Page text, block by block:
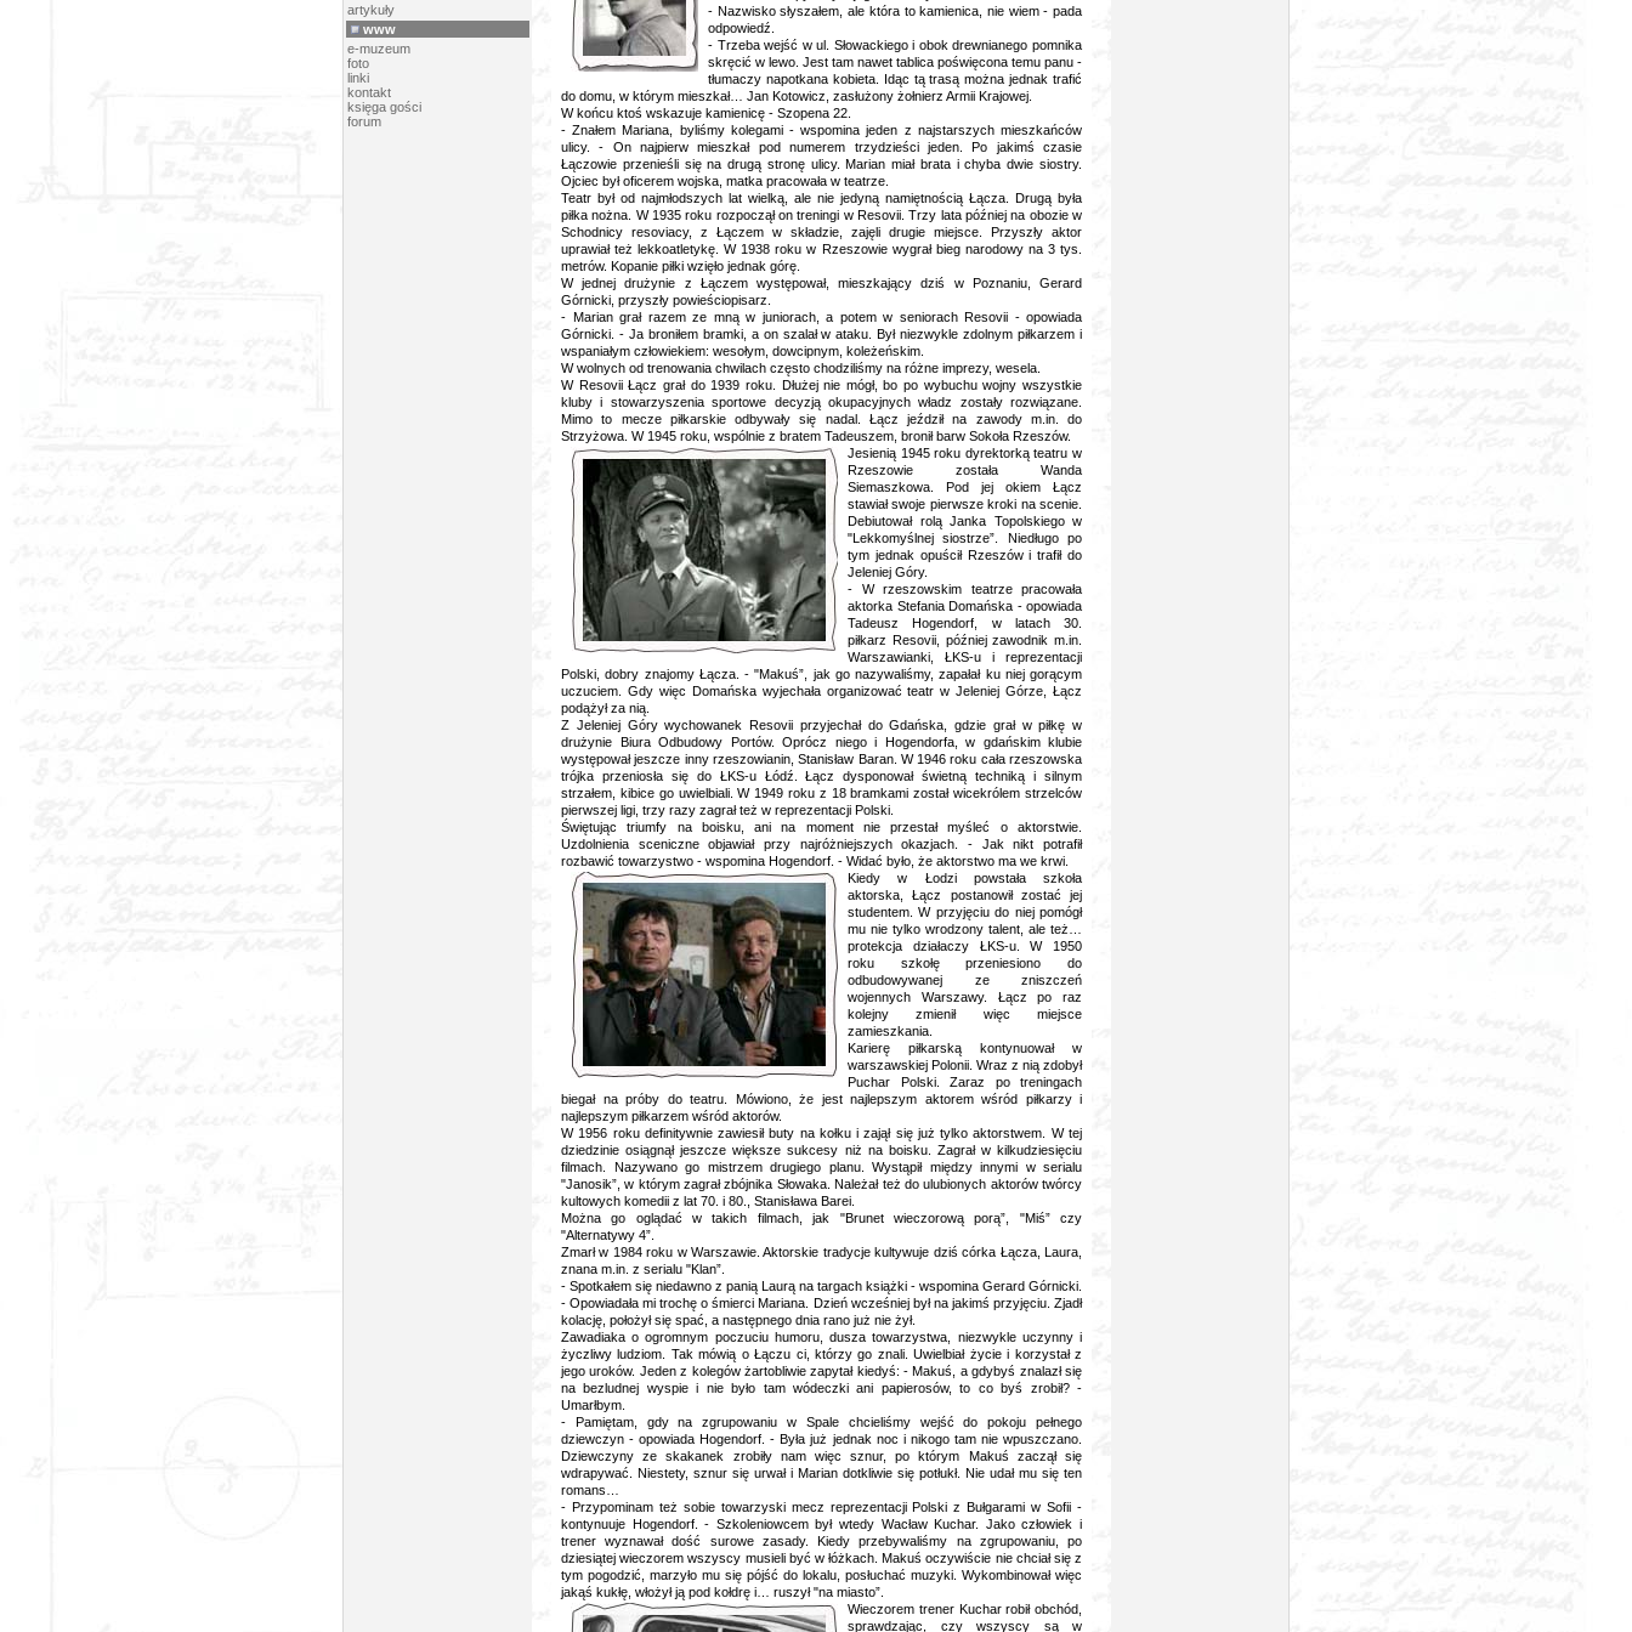
artykuły
www
e-muzeum
foto
linki
kontakt
księga gości
forum
- Nazwisko słyszałem, ale która to kamienica, nie wiem - pada
odpowiedź.
- Trzeba wejść w ul. Słowackiego i obok drewnianego pomnika
skręcić w lewo. Jest tam nawet tablica poświęcona temu panu -
tłumaczy napotkana kobieta. Idąc tą trasą można jednak trafić
do domu, w którym mieszkał… Jan Kotowicz, zasłużony żołnierz Armii Krajowej.
W końcu ktoś wskazuje kamienicę - Szopena 22.
- Znałem Mariana, byliśmy kolegami - wspomina jeden z najstarszych mieszkańców
ulicy. - On najpierw mieszkał pod numerem trzydzieści jeden. Po jakimś czasie
Łączowie przenieśli się na drugą stronę ulicy. Marian miał brata i chyba dwie siostry.
Ojciec był oficerem wojska, matka pracowała w teatrze.
Teatr był od najmłodszych lat wielką, ale nie jedyną namiętnością Łącza. Drugą była
piłka nożna. W 1935 roku rozpoczął on treningi w Resovii. Trzy lata później na obozie w
Schodnicy resoviacy, z Łączem w składzie, zajęli drugie miejsce. Przyszły aktor
uprawiał też lekkoatletykę. W 1938 roku w Rzeszowie wygrał bieg narodowy na 3 tys.
metrów. Kopanie piłki wzięło jednak górę.
W jednej drużynie z Łączem występował, mieszkający dziś w Poznaniu, Gerard
Górnicki, przyszły powieściopisarz.
- Marian grał razem ze mną w juniorach, a potem w seniorach Resovii - opowiada
Górnicki. - Ja broniłem bramki, a on szalał w ataku. Był niezwykle zdolnym piłkarzem i
wspaniałym człowiekiem: wesołym, dowcipnym, koleżeńskim.
W wolnych od trenowania chwilach często chodziliśmy na różne imprezy, wesela.
W Resovii Łącz grał do 1939 roku. Dłużej nie mógł, bo po wybuchu wojny wszystkie
kluby i stowarzyszenia sportowe decyzją okupacyjnych władz zostały rozwiązane.
Mimo to mecze piłkarskie odbywały się nadal. Łącz jeździł na zawody m.in. do
Strzyżowa. W 1945 roku, wspólnie z bratem Tadeuszem, bronił barw Sokoła Rzeszów.
Jesienią 1945 roku dyrektorką teatru w
Rzeszowie została Wanda
Siemaszkowa. Pod jej okiem Łącz
stawiał swoje pierwsze kroki na scenie.
Debiutował rolą Janka Topolskiego w
"Lekkomyślnej siostrze”. Niedługo po
tym jednak opuścił Rzeszów i trafił do
Jeleniej Góry.
- W rzeszowskim teatrze pracowała
aktorka Stefania Domańska - opowiada
Tadeusz Hogendorf, w latach 30.
piłkarz Resovii, później zawodnik m.in.
Warszawianki, ŁKS-u i reprezentacji
Polski, dobry znajomy Łącza. - "Makuś”, jak go nazywaliśmy, zapałał ku niej gorącym
uczuciem. Gdy więc Domańska wyjechała organizować teatr w Jeleniej Górze, Łącz
podążył za nią.
Z Jeleniej Góry wychowanek Resovii przyjechał do Gdańska, gdzie grał w piłkę w
drużynie Biura Odbudowy Portów. Oprócz niego i Hogendorfa, w gdańskim klubie
występował jeszcze inny rzeszowianin, Stanisław Baran. W 1946 roku cała rzeszowska
trójka przeniosła się do ŁKS-u Łódź. Łącz dysponował świetną techniką i silnym
strzałem, kibice go uwielbiali. W 1949 roku z 18 bramkami został wicekrólem strzelców
pierwszej ligi, trzy razy zagrał też w reprezentacji Polski.
Świętując triumfy na boisku, ani na moment nie przestał myśleć o aktorstwie.
Uzdolnienia sceniczne objawiał przy najróżniejszych okazjach. - Jak nikt potrafił
rozbawić towarzystwo - wspomina Hogendorf. - Widać było, że aktorstwo ma we krwi.
Kiedy w Łodzi powstała szkoła
aktorska, Łącz postanowił zostać jej
studentem. W przyjęciu do niej pomógł
mu nie tylko wrodzony talent, ale też…
protekcja działaczy ŁKS-u. W 1950
roku szkołę przeniesiono do
odbudowywanej ze zniszczeń
wojennych Warszawy. Łącz po raz
kolejny zmienił więc miejsce
zamieszkania.
Karierę piłkarską kontynuował w
warszawskiej Polonii. Wraz z nią zdobył
Puchar Polski. Zaraz po treningach
biegał na próby do teatru. Mówiono, że jest najlepszym aktorem wśród piłkarzy i
najlepszym piłkarzem wśród aktorów.
W 1956 roku definitywnie zawiesił buty na kołku i zajął się już tylko aktorstwem. W tej
dziedzinie osiągnął jeszcze większe sukcesy niż na boisku. Zagrał w kilkudziesięciu
filmach. Nazywano go mistrzem drugiego planu. Wystąpił między innymi w serialu
"Janosik”, w którym zagrał zbójnika Słowaka. Należał też do ulubionych aktorów twórcy
kultowych komedii z lat 70. i 80., Stanisława Barei.
Można go oglądać w takich filmach, jak "Brunet wieczorową porą”, "Miś” czy
"Alternatywy 4”.
Zmarł w 1984 roku w Warszawie. Aktorskie tradycje kultywuje dziś córka Łącza, Laura,
znana m.in. z serialu "Klan”.
- Spotkałem się niedawno z panią Laurą na targach książki - wspomina Gerard Górnicki.
- Opowiadała mi trochę o śmierci Mariana. Dzień wcześniej był na jakimś przyjęciu. Zjadł
kolację, położył się spać, a następnego dnia rano już nie żył.
Zawadiaka o ogromnym poczuciu humoru, dusza towarzystwa, niezwykle uczynny i
życzliwy ludziom. Tak mówią o Łączu ci, którzy go znali. Uwielbiał życie i korzystał z
jego uroków. Jeden z kolegów żartobliwie zapytał kiedyś: - Makuś, a gdybyś znalazł się
na bezludnej wyspie i nie było tam wódeczki ani papierosów, to co byś zrobił? -
Umarłbym.
- Pamiętam, gdy na zgrupowaniu w Spale chcieliśmy wejść do pokoju pełnego
dziewczyn - opowiada Hogendorf. - Była już jednak noc i nikogo tam nie wpuszczano.
Dziewczyny ze skakanek zrobiły nam więc sznur, po którym Makuś zaczął się
wdrapywać. Niestety, sznur się urwał i Marian dotkliwie się potłukł. Nie udał mu się ten
romans…
- Przypominam też sobie towarzyski mecz reprezentacji Polski z Bułgarami w Sofii -
kontynuuje Hogendorf. - Szkoleniowcem był wtedy Wacław Kuchar. Jako człowiek i
trener wyznawał dość surowe zasady. Kiedy przebywaliśmy na zgrupowaniu, po
dziesiątej wieczorem wszyscy musieli być w łóżkach. Makuś oczywiście nie chciał się z
tym pogodzić, marzyło mu się pójść do lokalu, posłuchać muzyki. Wykombinował więc
jakąś kukłę, włożył ją pod kołdrę i… ruszył "na miasto”.
Wieczorem trener Kuchar robił obchód,
sprawdzając, czy wszyscy są w